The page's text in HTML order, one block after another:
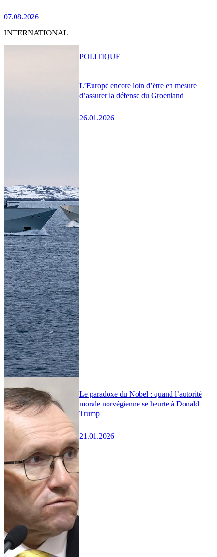
07.08.2026
INTERNATIONAL
L’Europe encore loin d’être en mesure
d’assurer la défense du Groenland
26.01.2026
POLITIQUE
Le paradoxe du Nobel : quand l’autorité
morale norvégienne se heurte à Donald
Trump
21.01.2026